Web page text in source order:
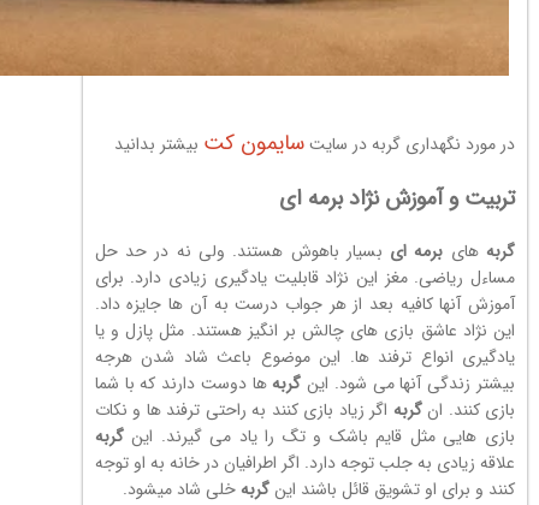
در مورد نگهداری گربه در سایتسایمون کت بیشتر بدانید
تربیت و آموزش نژاد برمه ای
گربه های برمه ای بسیار باهوش هستند. ولی نه در حد حل
مساءل ریاضی. مغز این نژاد قابلیت یادگیری زیادی دارد. برای
آموزش آنها کافیه بعد از هر جواب درست به آن ها جایزه داد.
این نژاد عاشق بازی های چالش بر انگیز هستند. مثل پازل و یا
یادگیری انواع ترفند ها. این موضوع باعث شاد شدن هرجه
بیشتر زندگی آنها می شود. این گربه ها دوست دارند که با شما
بازی کنند. انگربه اگر زیاد بازی کنند به راحتی ترفند ها و نکات
بازی هایی مثل قایم باشک و تگ را یاد می گیرند. اینگربه
علاقه زیادی به جلب توجه دارد. اگر اطرافیان در خانه به او توجه
کنند و برای او تشویق قائل باشند اینگربه خلی شاد میشود.